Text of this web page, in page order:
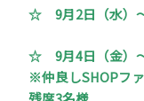
☆ 9月2日（水）
☆ 9月4日（金）
※仲良しSHOPフ